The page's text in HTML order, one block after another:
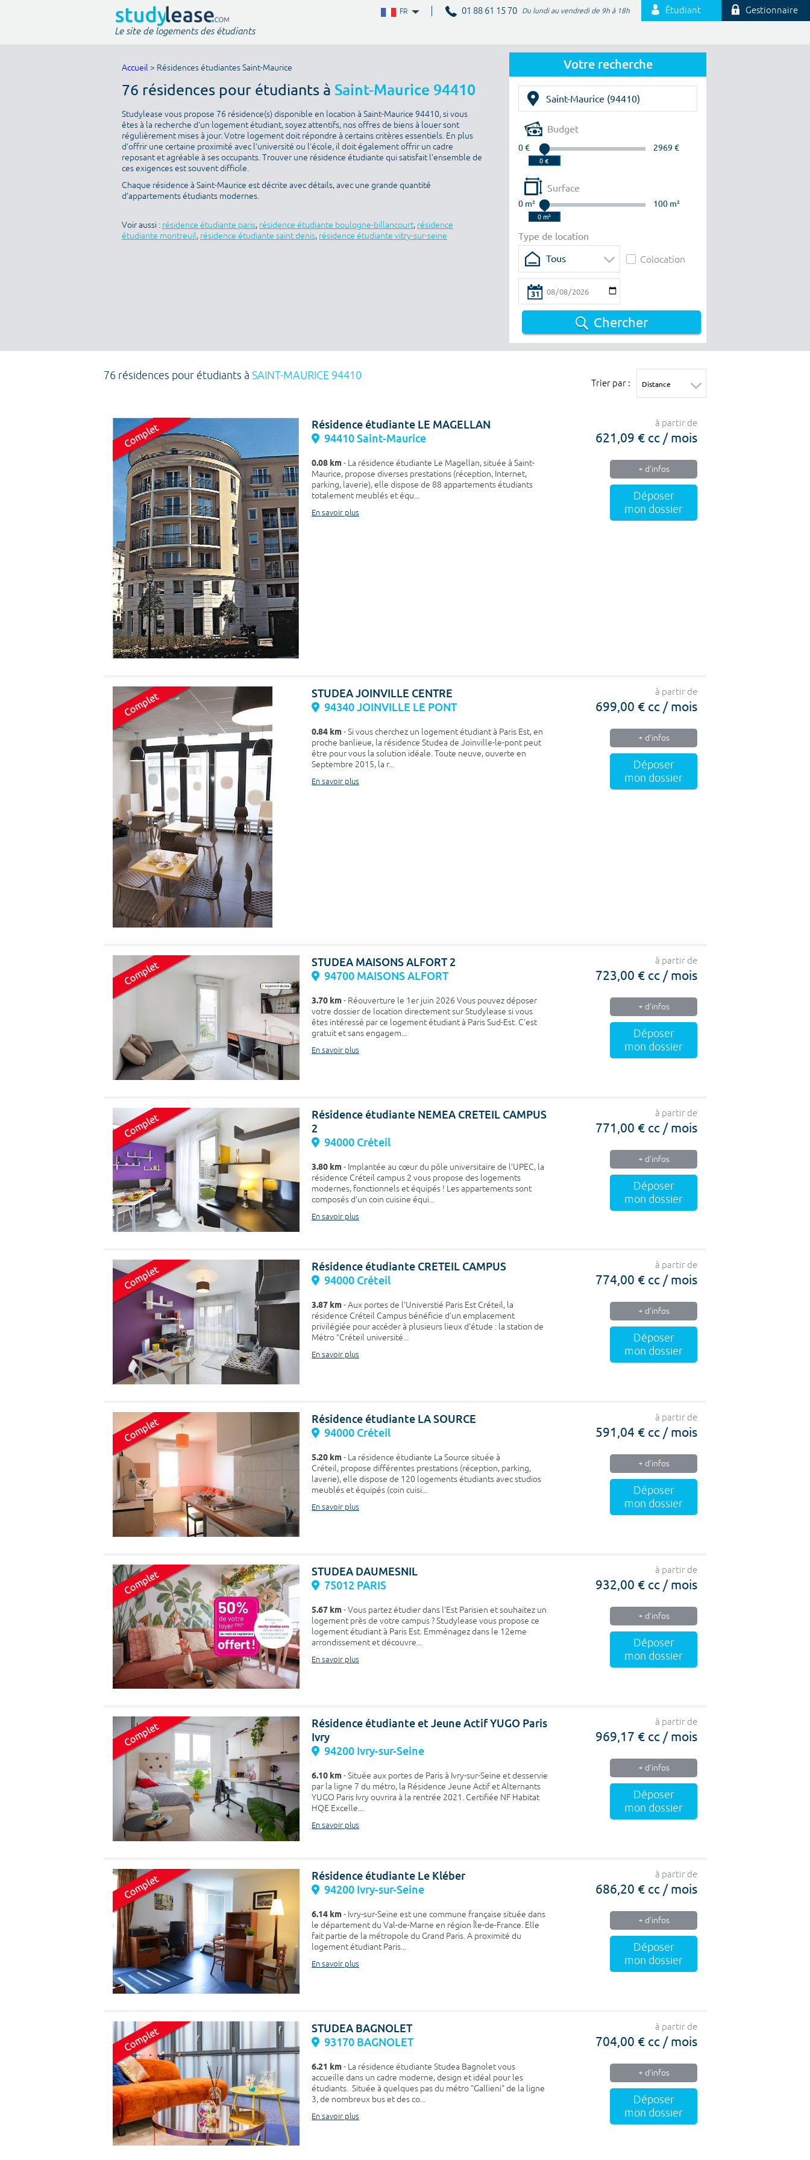
FR 01 88 61 15 70 Du lundi au vendredi de 9h à 18h Étudiant Gestionnaire
Le site de logements des étudiants
Votre recherche
Budget
0 € 2969 €
Surface
0 m² 100 m²
Type de location
Tous
Colocation
Chercher
Accueil > Résidences étudiantes Saint-Maurice
76 résidences pour étudiants à Saint-Maurice 94410
Studylease vous propose 76 résidence(s) disponible en location à Saint-Maurice 94410, si vous
êtes à la recherche d’un logement étudiant, soyez attentifs, nos offres de biens à louer sont
régulièrement mises à jour. Votre logement doit répondre à certains critères essentiels. En plus
d’offrir une certaine proximité avec l’université ou l’école, il doit également offrir un cadre
reposant et agréable à ses occupants. Trouver une résidence étudiante qui satisfait l’ensemble de
ces exigences est souvent difficile.
Chaque résidence à Saint-Maurice est décrite avec détails, avec une grande quantité
d’appartements étudiants modernes.
Voir aussi : résidence étudiante paris, résidence étudiante boulogne-billancourt, résidence
étudiante montreuil, résidence étudiante saint denis, résidence étudiante vitry-sur-seine
76 résidences pour étudiants à SAINT-MAURICE 94410
Trier par :
Résidence étudiante LE MAGELLAN
94410 Saint-Maurice
0.08 km- La résidence étudiante Le Magellan, située à Saint-
Maurice, propose diverses prestations (réception, Internet,
parking, laverie), elle dispose de 88 appartements étudiants
totalement meublés et équ...
En savoir plus
à partir de
621,09 € cc / mois
+ d'infos
Déposer
mon dossier
STUDEA JOINVILLE CENTRE
94340 JOINVILLE LE PONT
0.84 km- Si vous cherchez un logement étudiant à Paris Est, en
proche banlieue, la résidence Studea de Joinville-le-pont peut
être pour vous la solution idéale. Toute neuve, ouverte en
Septembre 2015, la r...
En savoir plus
à partir de
699,00 € cc / mois
+ d'infos
Déposer
mon dossier
STUDEA MAISONS ALFORT 2
94700 MAISONS ALFORT
3.70 km- Réouverture le 1er juin 2026 Vous pouvez déposer
votre dossier de location directement sur Studylease si vous
êtes intéressé par ce logement étudiant à Paris Sud-Est. C'est
gratuit et sans engagem...
En savoir plus
à partir de
723,00 € cc / mois
+ d'infos
Déposer
mon dossier
Résidence étudiante NEMEA CRETEIL CAMPUS
2
94000 Créteil
3.80 km- Implantée au cœur du pôle universitaire de l’UPEC, la
résidence Créteil campus 2 vous propose des logements
modernes, fonctionnels et équipés ! Les appartements sont
composés d’un coin cuisine équi...
En savoir plus
à partir de
771,00 € cc / mois
+ d'infos
Déposer
mon dossier
Résidence étudiante CRETEIL CAMPUS
94000 Créteil
3.87 km- Aux portes de l'Universtié Paris Est Créteil, la
résidence Créteil Campus bénéficie d'un emplacement
privilégiée pour accéder à plusieurs lieux d'étude : la station de
Métro "Créteil université...
En savoir plus
à partir de
774,00 € cc / mois
+ d'infos
Déposer
mon dossier
Résidence étudiante LA SOURCE
94000 Créteil
5.20 km- La résidence étudiante La Source située à
Créteil, propose différentes prestations (réception, parking,
laverie), elle dispose de 120 logements étudiants avec studios
meublés et équipés (coin cuisi...
En savoir plus
à partir de
591,04 € cc / mois
+ d'infos
Déposer
mon dossier
STUDEA DAUMESNIL
75012 PARIS
5.67 km- Vous partez étudier dans l’Est Parisien et souhaitez un
logement près de votre campus ? Studylease vous propose ce
logement étudiant à Paris Est. Emménagez dans le 12eme
arrondissement et découvre...
En savoir plus
à partir de
932,00 € cc / mois
+ d'infos
Déposer
mon dossier
Résidence étudiante et Jeune Actif YUGO Paris
Ivry
94200 Ivry-sur-Seine
6.10 km- Située aux portes de Paris à Ivry-sur-Seine et desservie
par la ligne 7 du métro, la Résidence Jeune Actif et Alternants
YUGO Paris Ivry ouvrira à la rentrée 2021. Certifiée NF Habitat
HQE Excelle...
En savoir plus
à partir de
969,17 € cc / mois
+ d'infos
Déposer
mon dossier
Résidence étudiante Le Kléber
94200 Ivry-sur-Seine
6.14 km- Ivry-sur-Seine est une commune française située dans
le département du Val-de-Marne en région Île-de-France. Elle
fait partie de la métropole du Grand Paris. A proximité du
logement étudiant Paris...
En savoir plus
à partir de
686,20 € cc / mois
+ d'infos
Déposer
mon dossier
STUDEA BAGNOLET
93170 BAGNOLET
6.21 km- La résidence étudiante Studea Bagnolet vous
accueille dans un cadre moderne, design et idéal pour les
étudiants. Située à quelques pas du métro "Gallieni" de la ligne
3, de nombreux bus et des co...
En savoir plus
à partir de
704,00 € cc / mois
+ d'infos
Déposer
mon dossier